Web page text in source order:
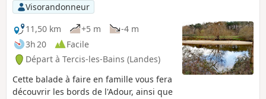
Visorandonneur
11,50 km
+5 m
-4 m
3h 20
Facile
Départ à Tercis-les-Bains (Landes)
Cette balade à faire en famille vous fera
découvrir les bords de l'Adour, ainsi que